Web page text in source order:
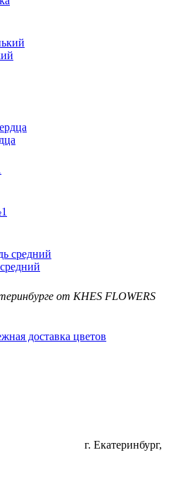
от KHES FLOWERS
г. Екатеринбург,